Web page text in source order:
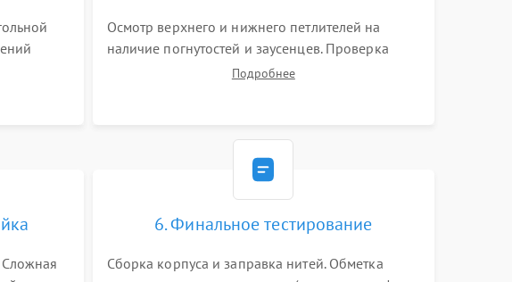
Осмотр верхнего и нижнего петлителей на
наличие погнутостей и заусенцев. Проверка
остроты режущих кромок ножей, состояния
Подробнее
6. Финальное тестирование
Сборка корпуса и заправка нитей. Обметка